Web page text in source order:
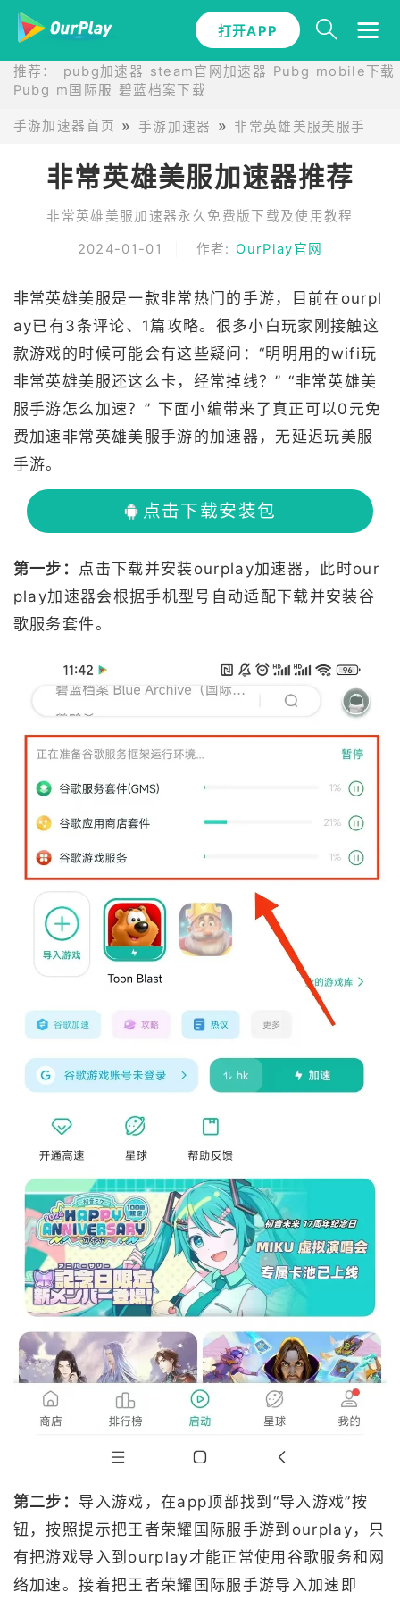
打开APP
推荐： pubg加速器 steam官网加速器 Pubg mobile下载
Pubg m国际服 碧蓝档案下载
手游加速器首页 手游加速器 非常英雄美服美服手游加
非常英雄美服加速器推荐
非常英雄美服加速器永久免费版下载及使用教程
2024-01-01 作者: OurPlay官网
非常英雄美服是一款非常热门的手游，目前在ourpl
ay已有3条评论、1篇攻略。很多小白玩家刚接触这
款游戏的时候可能会有这些疑问：“明明用的wifi玩
非常英雄美服还这么卡，经常掉线？” “非常英雄美
服手游怎么加速？” 下面小编带来了真正可以0元免
费加速非常英雄美服手游的加速器，无延迟玩美服
手游。
点击下载安装包
第一步： 点击下载并安装ourplay加速器，此时our
play加速器会根据手机型号自动适配下载并安装谷
歌服务套件。
第二步： 导入游戏，在app顶部找到“导入游戏”按
钮，按照提示把王者荣耀国际服手游到ourplay，只
有把游戏导入到ourplay才能正常使用谷歌服务和网
络加速。接着把王者荣耀国际服手游导入加速即